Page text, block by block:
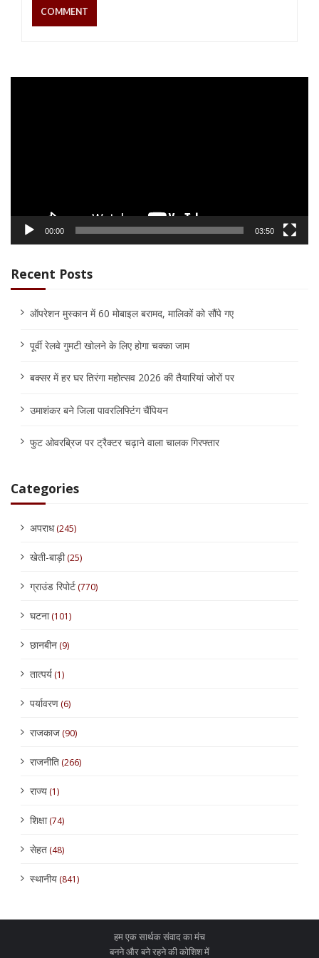
00:00 03:50
Recent Posts
ऑपरेशन मुस्कान में 60 मोबाइल बरामद, मालिकों को सौंपे गए
पूर्वी रेलवे गुमटी खोलने के लिए होगा चक्का जाम
बक्सर में हर घर तिरंगा महोत्सव 2026 की तैयारियां जोरों पर
उमाशंकर बने जिला पावरलिफ्टिंग चैंपियन
फुट ओवरब्रिज पर ट्रैक्टर चढ़ाने वाला चालक गिरफ्तार
Categories
अपराध(245)
खेती-बाड़ी(25)
ग्राउंड रिपोर्ट(770)
घटना(101)
छानबीन(9)
तात्पर्य(1)
पर्यावरण(6)
राजकाज(90)
राजनीति(266)
राज्य(1)
शिक्षा(74)
सेहत(48)
स्थानीय(841)
हम एक सार्थक संवाद का मंच
बनने और बने रहने की कोशिश में